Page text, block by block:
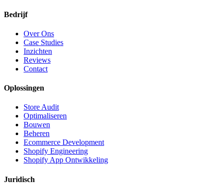
Bedrijf
Over Ons
Case Studies
Inzichten
Reviews
Contact
Oplossingen
Store Audit
Optimaliseren
Bouwen
Beheren
Ecommerce Development
Shopify Engineering
Shopify App Ontwikkeling
Juridisch